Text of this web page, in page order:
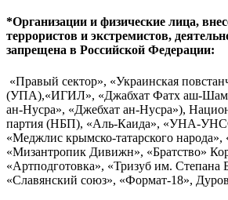
*Организации и физические лица,
террористов и экстремистов,
запрещена в Российской Федерации:
«Правый сектор», «Украинская
(УПА),«ИГИЛ», «Джабхат Фатх аш-
ан-Нусра», «Джебхат ан-Нусра»),
партия (НБП), «Аль-Каида», «УНА-
«Меджлис крымско-татарского
«Мизантропик Дивижн», «Братство»
«Артподготовка», «Тризуб им.
«Славянский союз», «Формат-18»,